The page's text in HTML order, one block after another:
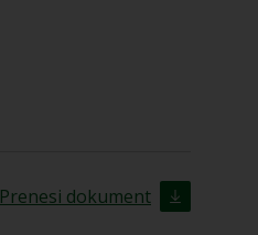
Prenesi dokument